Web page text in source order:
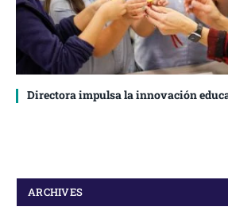
Directora impulsa la innovación
ARCHIVES